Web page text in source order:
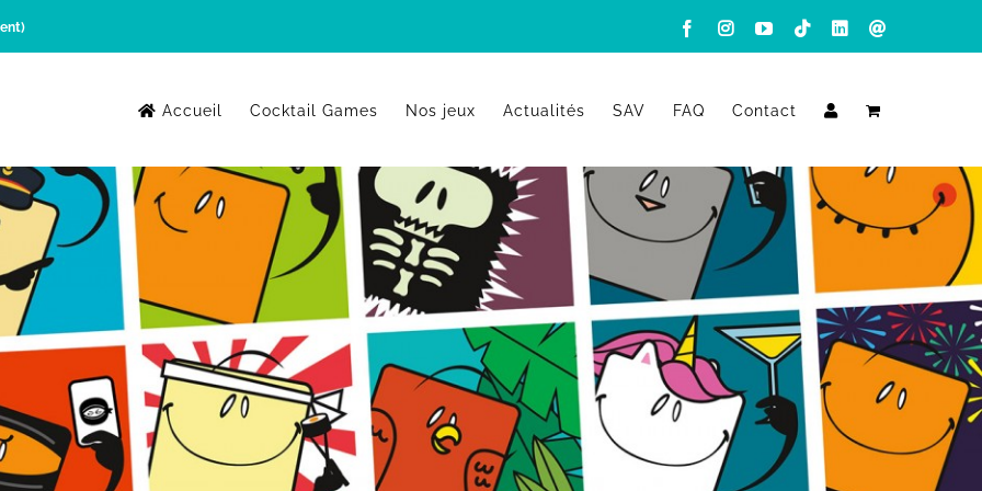
FacebookInstagram
YouTube
TiktokLinkedIn
Accueil Cocktail Games Nos jeux Actualités SAV FAQ Contact